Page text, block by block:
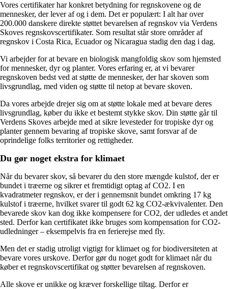
Vores certifikater har konkret betydning for regnskovene og de
mennesker, der lever af og i dem. Det er populært: I alt har over
200.000 danskere direkte støttet bevarelsen af regnskov via Verdens
Skoves regnskovscertifikater. Som resultat står store områder af
regnskov i Costa Rica, Ecuador og Nicaragua stadig den dag i dag.
Vi arbejder for at bevare en biologisk mangfoldig skov som hjemsted
for mennesker, dyr og planter. Vores erfaring er, at vi bevarer
regnskoven bedst ved at støtte de mennesker, der har skoven som
livsgrundlag, med viden og støtte til netop at bevare skoven.
Da vores arbejde drejer sig om at støtte lokale med at bevare deres
livsgrundlag, køber du ikke et bestemt stykke skov. Din støtte går til
Verdens Skoves arbejde med at sikre levesteder for tropiske dyr og
planter gennem bevaring af tropiske skove, samt forsvar af de
oprindelige folks territorier og rettigheder.
Du gør noget ekstra for klimaet
Når du bevarer skov, så bevarer du den store mængde kulstof, der er
bundet i træerne og sikrer et fremtidigt optag af CO2. I en
kvadratmeter regnskov, er der i gennemsnit bundet omkring 17 kg
kulstof i træerne, hvilket svarer til godt 62 kg CO2-ækvivalenter. Den
bevarede skov kan dog ikke kompensere for CO2, der udledes et andet
sted. Derfor kan certifikatet ikke bruges som kompensation for CO2-
udledninger – eksempelvis fra en ferierejse med fly.
Men det er stadig utroligt vigtigt for klimaet og for biodiversiteten at
bevare vores urskove. Derfor gør du noget godt for klimaet når du
køber et regnskovscertifikat og støtter bevarelsen af regnskoven.
Alle skove er unikke og kræver forskellige tiltag. Derfor er